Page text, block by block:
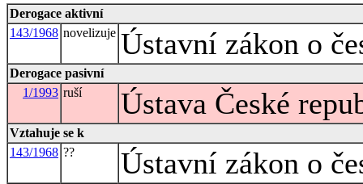
Derogace aktivní
143/1968 novelizuje Ústavní zákon o
Derogace pasivní
1/1993 ruší Ústava České
Vztahuje se k
143/1968 ?? Ústavní zákon o